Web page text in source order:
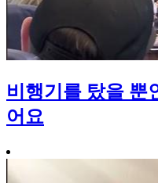
비행기를 탔을 뿐
어요